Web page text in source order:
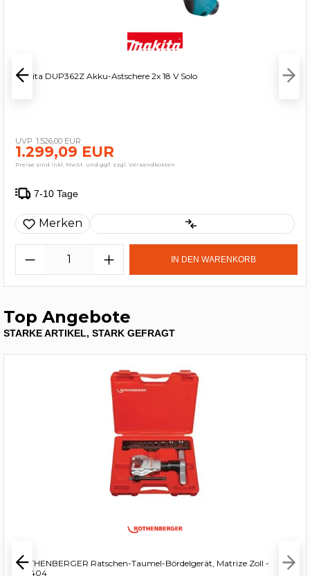
Makita DUP362Z Akku-Astschere 2x 18 V Solo
1.526,00 EUR
1.299,09 EUR
Preise sind inkl. MwSt. und ggf. zzgl. Versandkosten
7-10 Tage
Merken
IN DEN WARENKORB
Top Angebote
STARKE ARTIKEL, STARK GEFRAGT
ROTHENBERGER Ratschen-Taumel-Bördelgerät, Matrize Zoll -
222404